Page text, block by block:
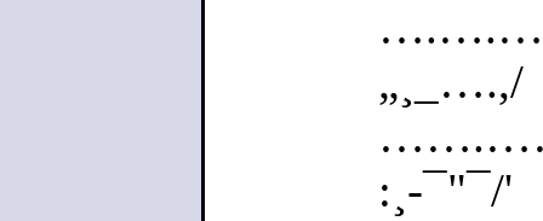
„¸_….,/
:¸-¯"¯/'